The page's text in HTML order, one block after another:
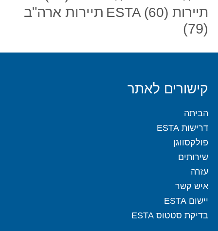
תיירות ESTA (60)
תיירות ארה"ב
(79)
קישורים לאתר
הביתה
דרישות ESTA
פולקסווגן
שירותים
עזרה
איש קשר
יישום ESTA
בדיקת סטטוס ESTA